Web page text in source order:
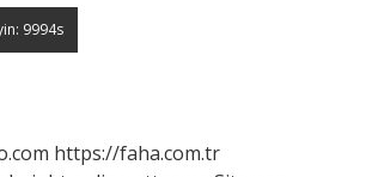
https://faha.com.tr